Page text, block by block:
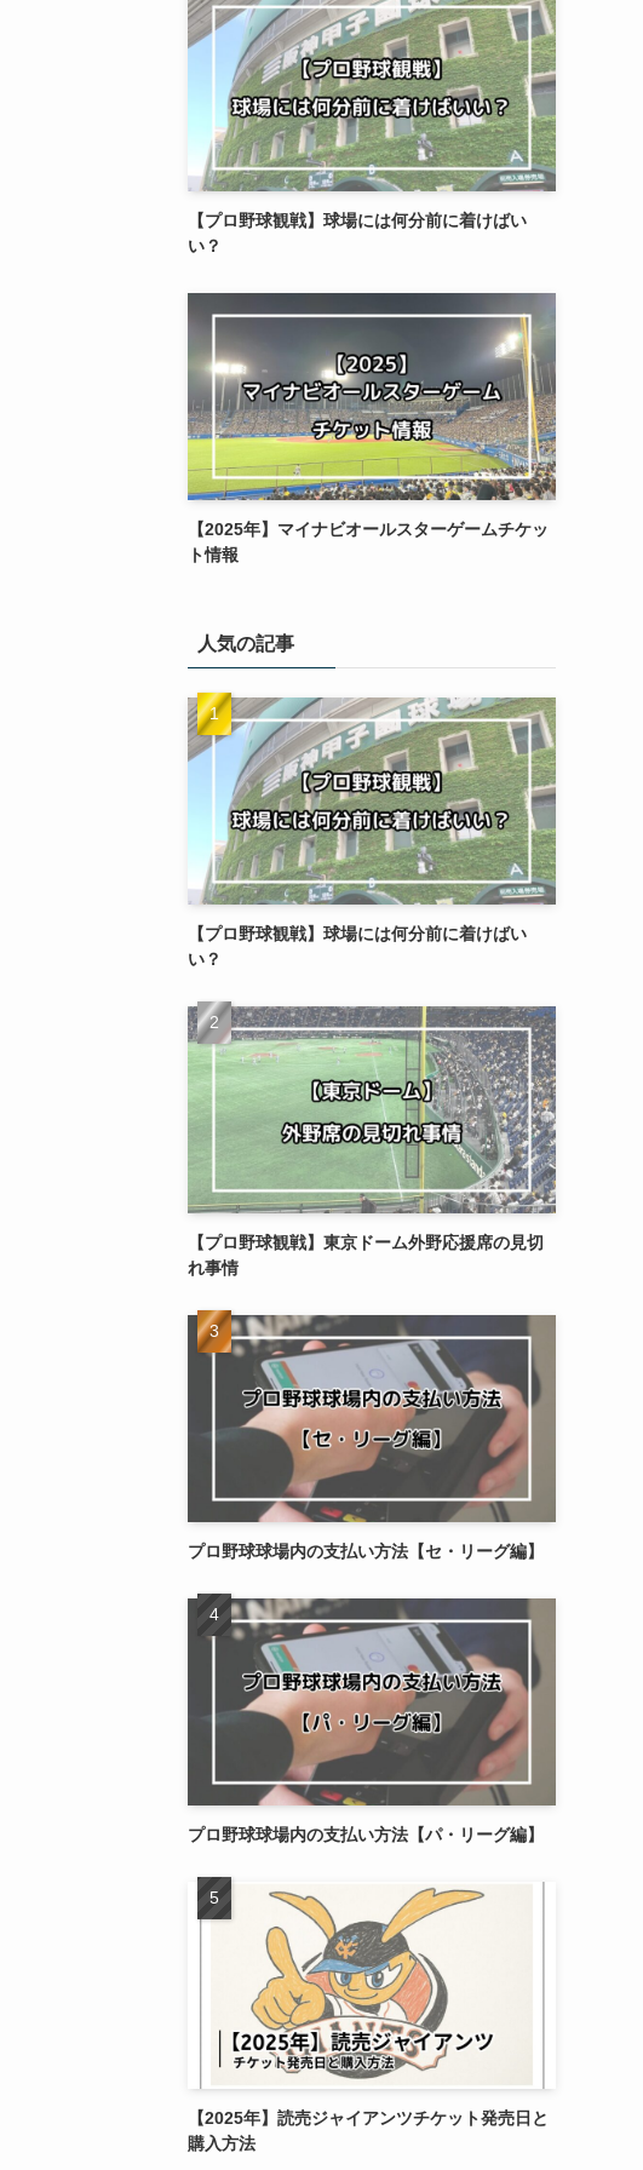
【プロ野球観戦】球場には何分前に着けばい
い？
【2025年】マイナビオールスターゲームチケッ
ト情報
人気の記事
【プロ野球観戦】球場には何分前に着けばい
い？
【プロ野球観戦】東京ドーム外野応援席の見切
れ事情
プロ野球球場内の支払い方法【セ・リーグ編】
プロ野球球場内の支払い方法【パ・リーグ編】
【2025年】読売ジャイアンツチケット発売日と
購入方法